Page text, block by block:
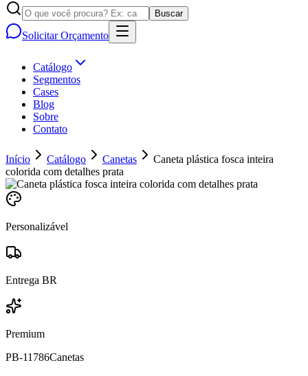
Buscar
Solicitar Orçamento
Catálogo
Segmentos
Cases
Blog
Sobre
Contato
Início Catálogo Canetas
Caneta plástica fosca inteira
colorida com detalhes prata
Personalizável
Entrega BR
Premium
PB-11786Canetas